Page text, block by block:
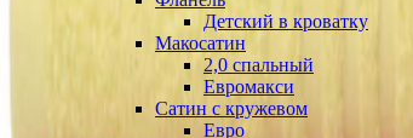
Детский в кроватку
Макосатин
2,0 спальный
Евромакси
Сатин с кружевом
Евро